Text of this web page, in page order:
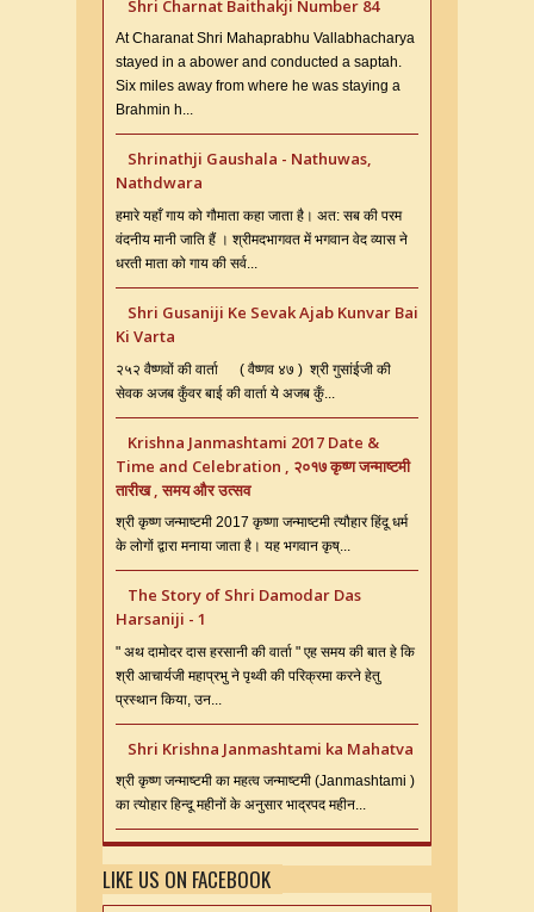
Shri Charnat Baithakji Number 84
At Charanat Shri Mahaprabhu Vallabhacharya
stayed in a abower and conducted a saptah.
Six miles away from where he was staying a
Brahmin h...
Shrinathji Gaushala - Nathuwas,
Nathdwara
हमारे यहाँ गाय को गौमाता कहा जाता है। अत: सब की परम
वंदनीय मानी जाति हैं । श्रीमदभागवत में भगवान वेद व्यास ने
धरती माता को गाय की सर्व...
Shri Gusaniji Ke Sevak Ajab Kunvar Bai
Ki Varta
२५२ वैष्णवों की वार्ता ( वैष्णव ४७ ) श्री गुसांईजी की
सेवक अजब कुँवर बाई की वार्ता ये अजब कुँ...
Krishna Janmashtami 2017 Date &
Time and Celebration , २०१७ कृष्ण जन्माष्टमी
तारीख , समय और उत्सव
श्री कृष्ण जन्माष्टमी 2017 कृष्णा जन्माष्टमी त्यौहार हिंदू धर्म
के लोगों द्वारा मनाया जाता है। यह भगवान कृष्...
The Story of Shri Damodar Das
Harsaniji - 1
" अथ दामोदर दास हरसानी की वार्ता " एह समय की बात हे कि
श्री आचार्यजी महाप्रभु ने पृथ्वी की परिक्रमा करने हेतु
प्रस्थान किया, उन...
Shri Krishna Janmashtami ka Mahatva
श्री कृष्ण जन्माष्टमी का महत्व जन्माष्टमी (Janmashtami )
का त्योहार हिन्दू महीनों के अनुसार भाद्रपद महीन...
LIKE US ON FACEBOOK